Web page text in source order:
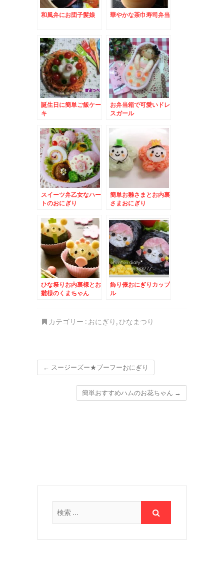
和風弁にお団子髪娘 華やかな茶巾寿司弁当
誕生日に簡単ご飯ケー
キ
お弁当箱で可愛いドレ
スガール
スイーツ弁乙女なハー
トのおにぎり
簡単お雛さまとお内裏
さまおにぎり
ひな祭りお内裏様とお
雛様のくまちゃん
飾り俵おにぎりカップ
ル
カテゴリー : おにぎり , ひなまつり
← スージーズー★ブーフーおにぎり
簡単おすすめハムのお花ちゃん →